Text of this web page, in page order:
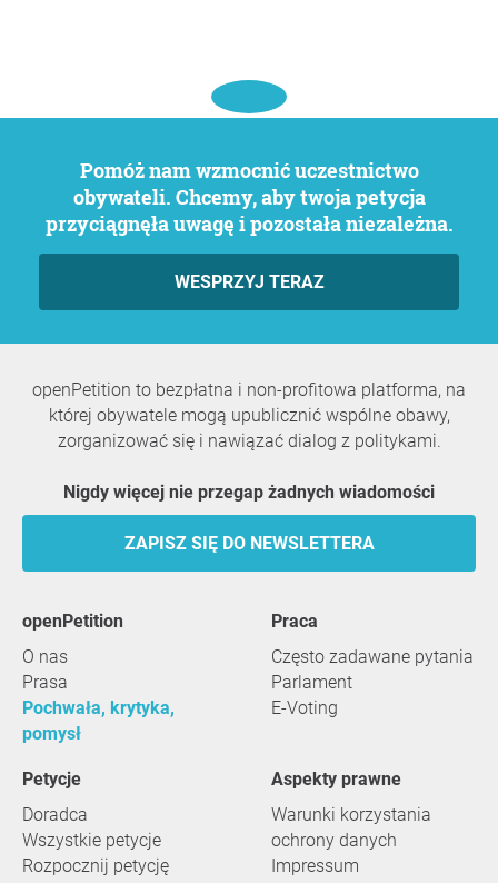
Pomóż nam wzmocnić uczestnictwo
obywateli. Chcemy, aby twoja petycja
przyciągnęła uwagę i pozostała niezależna.
WESPRZYJ TERAZ
openPetition to bezpłatna i non-profitowa platforma, na
której obywatele mogą upublicznić wspólne obawy,
zorganizować się i nawiązać dialog z politykami.
Nigdy więcej nie przegap żadnych wiadomości
ZAPISZ SIĘ DO NEWSLETTERA
openPetition
O nas
Prasa
Pochwała, krytyka,
pomysł
praca
Często zadawane pytania
Parlament
E-Voting
Petycje
Doradca
Wszystkie petycje
Rozpocznij petycję
Aspekty prawne
Warunki korzystania
ochrony danych
Impressum